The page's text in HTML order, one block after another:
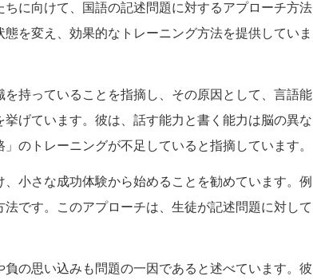
に向けて、国語の記述問題に対するアプローチ方法
を変え、効果的なトレーニング方法を提供していま
持っていることを指摘し、その原因として、言語能
げています。彼は、話す能力と書く能力は脳の異な
のトレーニングが不足していると指摘しています。
小さな成功体験から始めることを勧めています。例
です。このアプローチは、生徒が記述問題に対して
の思い込みも問題の一因であると述べています。彼